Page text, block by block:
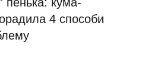
4 способи